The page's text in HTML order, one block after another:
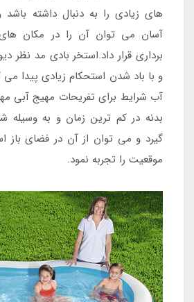
های زیادی را به دنبال داشته باشد
آسان می توان آن را در مکان
برداری قرار داد.استخر بادی مد نظر
و با باد شدن استحکام زیادی پیدا می
آب شرایط برای تفریحات مهیج آبی
بدنه در کم ترین زمان و به
گیرد و می توان از آن در فضای باز
موقعیت را تجربه نمود.